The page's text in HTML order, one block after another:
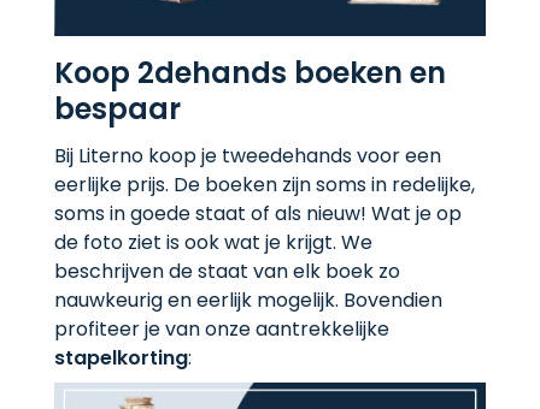
Koop 2dehands boeken en
bespaar
Bij Literno koop je tweedehands voor een
eerlijke prijs. De boeken zijn soms in redelijke,
soms in goede staat of als nieuw! Wat je op
de foto ziet is ook wat je krijgt. We
beschrijven de staat van elk boek zo
nauwkeurig en eerlijk mogelijk. Bovendien
profiteer je van onze aantrekkelijke
stapelkorting: